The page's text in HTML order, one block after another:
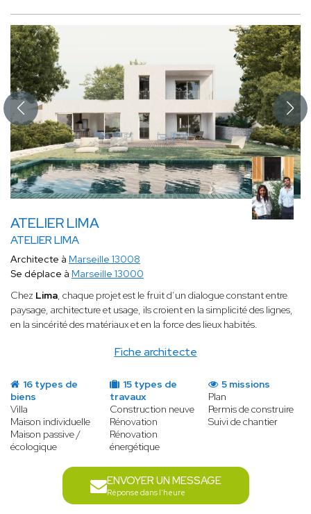
ATELIER LIMA
ATELIER LIMA
Fiche architecte
Architecte à Marseille 13008
Se déplace à Marseille 13000
Chez Lima, chaque projet est le fruit d’un dialogue constant entre
paysage, architecture et usage, ils croient en la simplicité des lignes,
en la sincérité des matériaux et en la force des lieux habités.
16 types de
biens
Villa
Maison individuelle
Maison passive /
écologique
15 types de
travaux
Construction neuve
Rénovation
Rénovation
énergétique
5 missions
Plan
Permis de construire
Suivi de chantier
ENVOYER UN MESSAGE
Réponse dans l'heure